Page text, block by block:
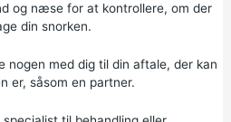
og næse for at kontrollere, om der
din snorken.
nogen med dig til din aftale, der kan
er, såsom en partner.